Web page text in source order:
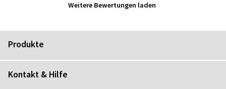
Weitere Bewertungen laden
Produkte
Kontakt & Hilfe